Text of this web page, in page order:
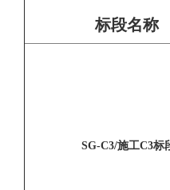
标段名称
SG-C3/施工C3标